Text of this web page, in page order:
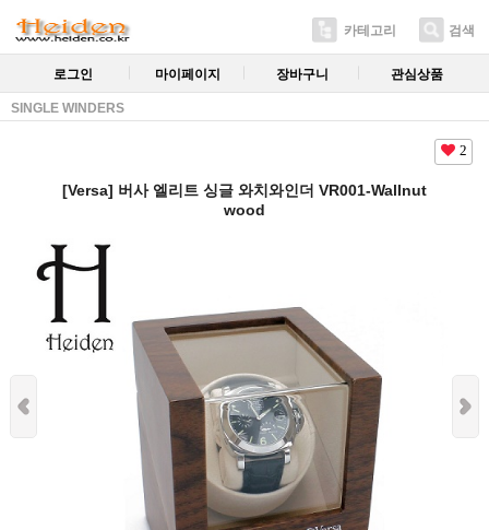
카테고리 검색
로그인 마이페이지 장바구니 관심상품
SINGLE WINDERS
2
[Versa] 버사 엘리트 싱글 와치와인더 VR001-Wallnut
wood